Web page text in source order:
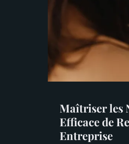
Maîtriser les
Efficace de
Entreprise